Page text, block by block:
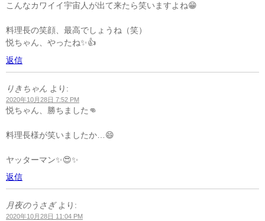
こんなカワイイ宇宙人が出て来たら笑いますよね😁
料理長の笑顔、最高でしょうね（笑）
悦ちゃん、やったね✨👍
返信
りきちゃん より:
2020年10月28日 7:52 PM
悦ちゃん、勝ちました👊
料理長様が笑いましたか…😄
ヤッターマン✨😍✨
返信
月夜のうさぎ より:
2020年10月28日 11:04 PM